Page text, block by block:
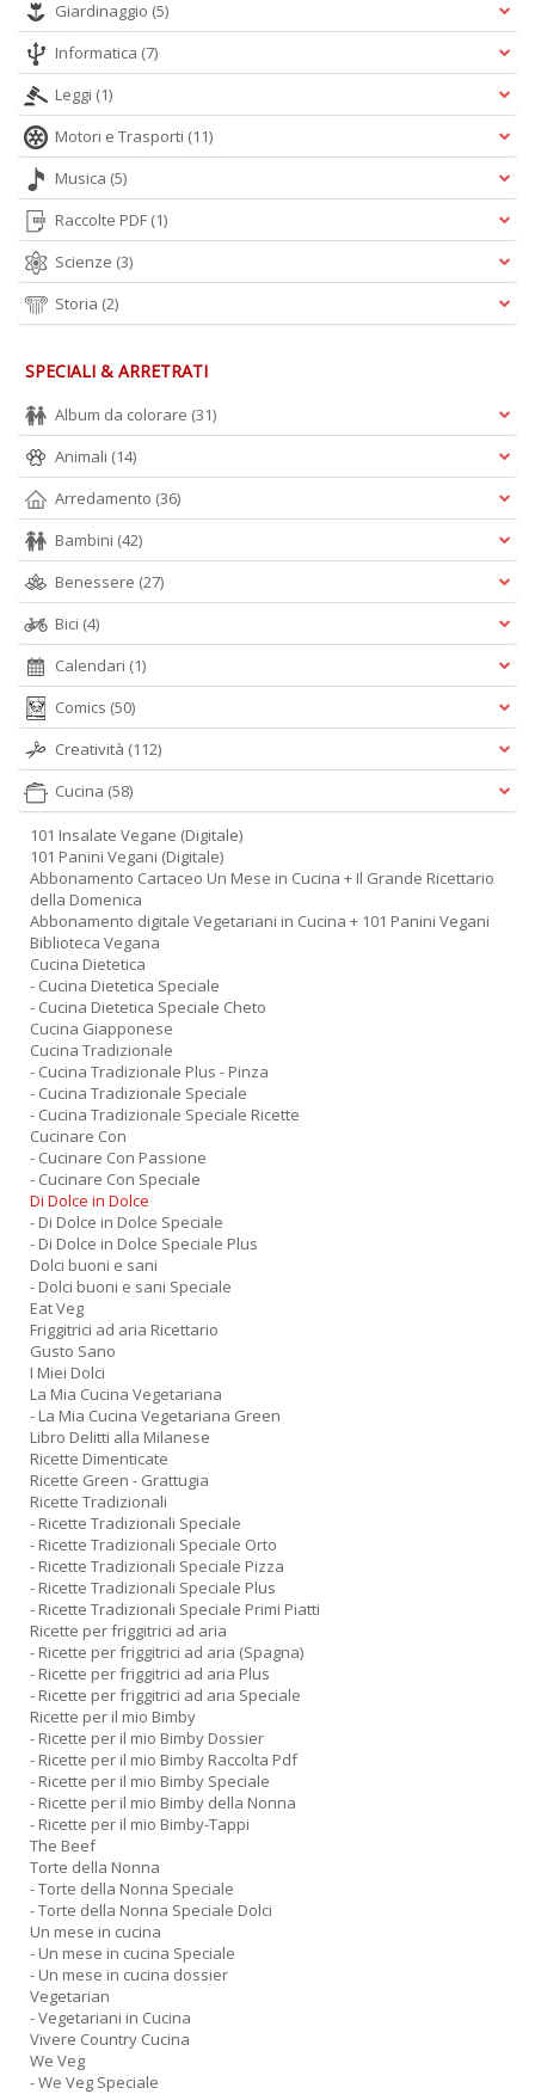
Giardinaggio (5)
Informatica (7)
Leggi (1)
Motori e Trasporti (11)
Musica (5)
Raccolte PDF (1)
Scienze (3)
Storia (2)
SPECIALI & ARRETRATI
Album da colorare (31)
Animali (14)
Arredamento (36)
Bambini (42)
Benessere (27)
Bici (4)
Calendari (1)
Comics (50)
Creatività (112)
Cucina (58)
101 Insalate Vegane (Digitale)
101 Panini Vegani (Digitale)
Abbonamento Cartaceo Un Mese in Cucina + Il Grande Ricettario
della Domenica
Abbonamento digitale Vegetariani in Cucina + 101 Panini Vegani
Biblioteca Vegana
Cucina Dietetica
- Cucina Dietetica Speciale
- Cucina Dietetica Speciale Cheto
Cucina Giapponese
Cucina Tradizionale
- Cucina Tradizionale Plus - Pinza
- Cucina Tradizionale Speciale
- Cucina Tradizionale Speciale Ricette
Cucinare Con
- Cucinare Con Passione
- Cucinare Con Speciale
Di Dolce in Dolce
- Di Dolce in Dolce Speciale
- Di Dolce in Dolce Speciale Plus
Dolci buoni e sani
- Dolci buoni e sani Speciale
Eat Veg
Friggitrici ad aria Ricettario
Gusto Sano
I Miei Dolci
La Mia Cucina Vegetariana
- La Mia Cucina Vegetariana Green
Libro Delitti alla Milanese
Ricette Dimenticate
Ricette Green - Grattugia
Ricette Tradizionali
- Ricette Tradizionali Speciale
- Ricette Tradizionali Speciale Orto
- Ricette Tradizionali Speciale Pizza
- Ricette Tradizionali Speciale Plus
- Ricette Tradizionali Speciale Primi Piatti
Ricette per friggitrici ad aria
- Ricette per friggitrici ad aria (Spagna)
- Ricette per friggitrici ad aria Plus
- Ricette per friggitrici ad aria Speciale
Ricette per il mio Bimby
- Ricette per il mio Bimby Dossier
- Ricette per il mio Bimby Raccolta Pdf
- Ricette per il mio Bimby Speciale
- Ricette per il mio Bimby della Nonna
- Ricette per il mio Bimby-Tappi
The Beef
Torte della Nonna
- Torte della Nonna Speciale
- Torte della Nonna Speciale Dolci
Un mese in cucina
- Un mese in cucina Speciale
- Un mese in cucina dossier
Vegetarian
- Vegetariani in Cucina
Vivere Country Cucina
We Veg
- We Veg Speciale